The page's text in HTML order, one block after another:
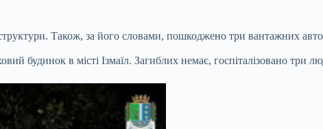
Також, за його словами, пошкоджено три вантажних
будинок в місті Ізмаїл. Загиблих немає, госпіталізовано три